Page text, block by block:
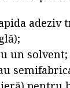
adeziv
un solvent;